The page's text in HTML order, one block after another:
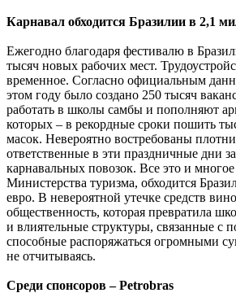
Карнавал обходится Бразилии в 2,1
Ежегодно благодаря фестивалю в
тысяч новых рабочих мест.
временное. Согласно официальным
этом году было создано 250 тысяч
работать в школы самбы и пополняют
которых – в рекордные сроки пошить
масок. Невероятно востребованы
ответственные в эти праздничные дни
карнавальных повозок. Все это и
Министерства туризма, обходится
евро. В невероятной утечке средств
общественность, которая превратила
и влиятельные структуры, связанные с
способные распоряжаться огромными
не отчитываясь.
Среди спонсоров – Petrobras